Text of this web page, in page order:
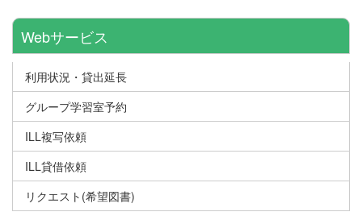
Webサービス
利用状況・貸出延長
グループ学習室予約
ILL複写依頼
ILL貸借依頼
リクエスト(希望図書)